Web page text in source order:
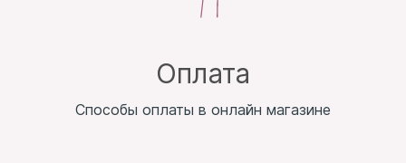
Оплата
Способы оплаты в онлайн магазине